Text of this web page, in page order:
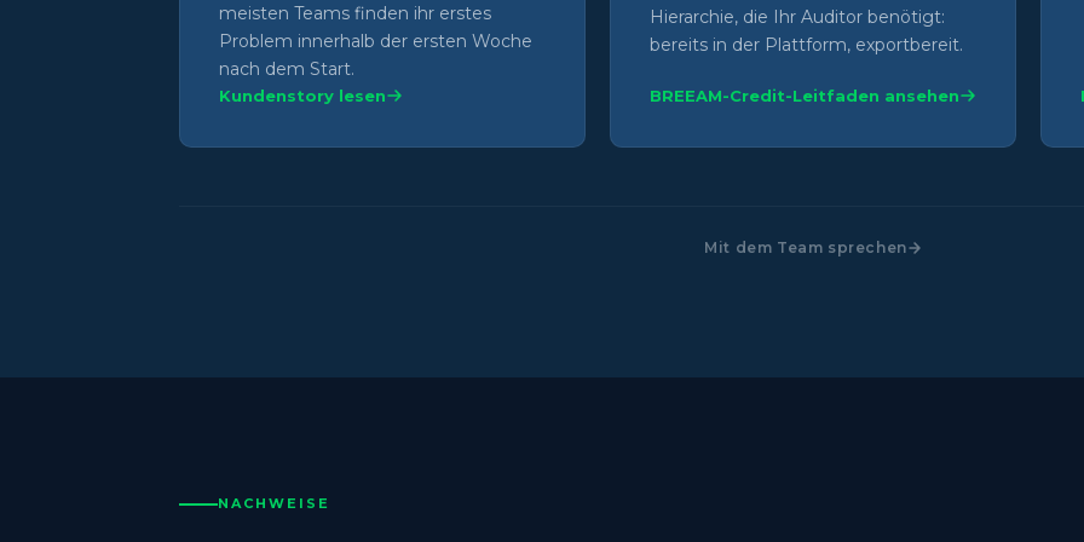
meisten Teams finden ihr erstes
Problem innerhalb der ersten Woche
nach dem Start.
Kundenstory lesen
Hierarchie, die Ihr Auditor benötigt:
bereits in der Plattform, exportbereit.
BREEAM-Credit-Leitfaden ansehen
Mit dem Team sprechen
NACHWEISE